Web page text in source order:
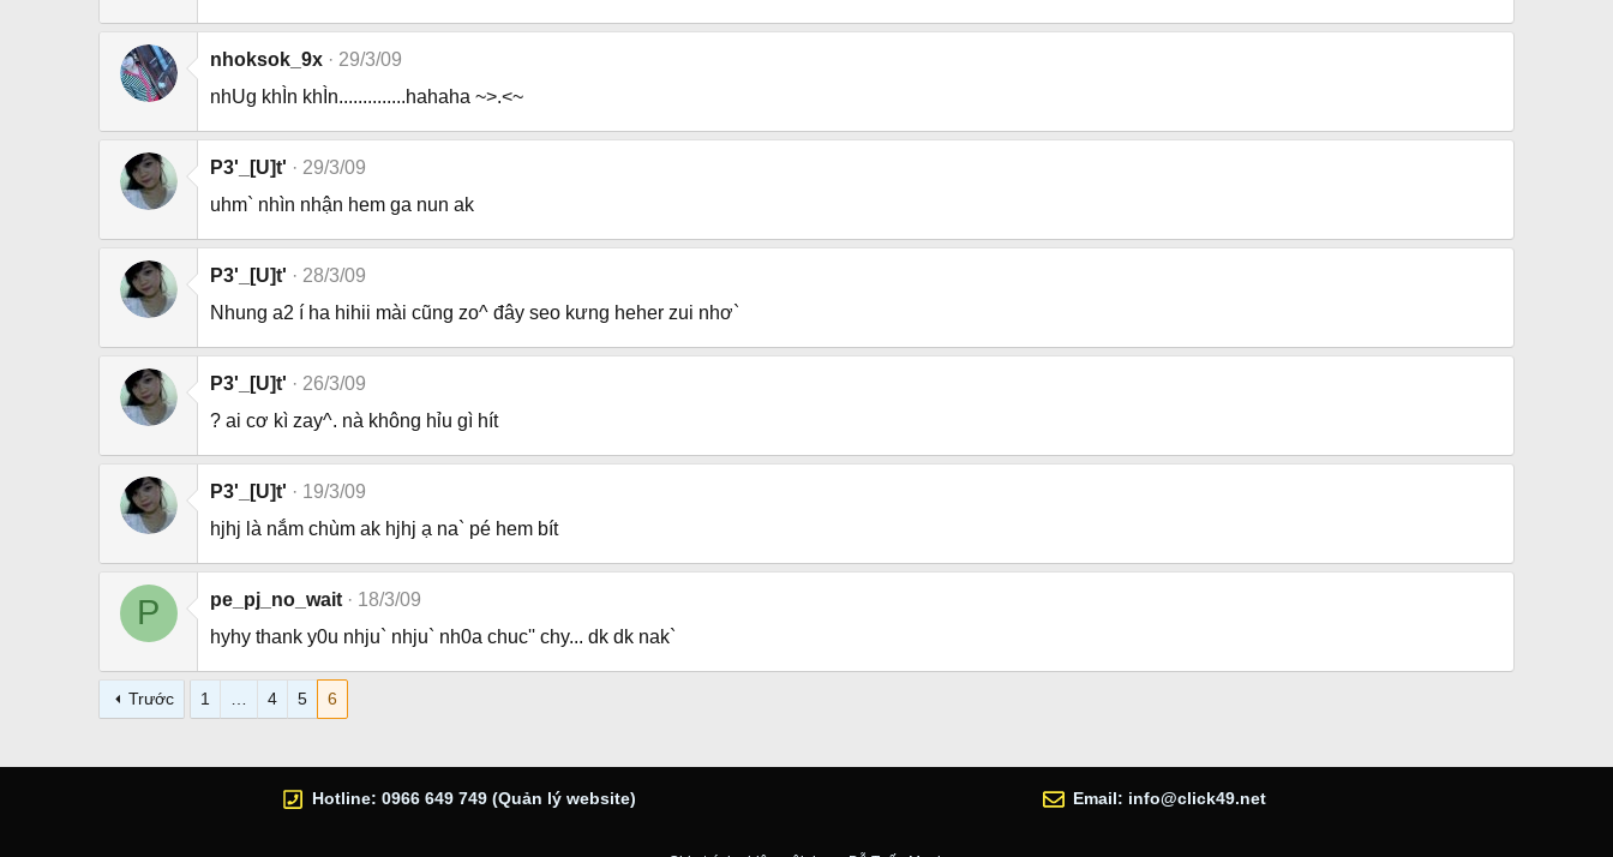
nhoksok_9x
29/3/09
nhUg khÌn khÌn..............hahaha ~>.<~
P3'_[U]t'
29/3/09
uhm` nhìn nhận hem ga nun ak
P3'_[U]t'
28/3/09
Nhung a2 í ha hihii mài cũng zo^ đây seo kưng heher zui nhơ`
P3'_[U]t'
26/3/09
? ai cơ kì zay^. nà không hỉu gì hít
P3'_[U]t'
19/3/09
hjhj là nắm chùm ak hjhj ạ na` pé hem bít
P pe_pj_no_wait
18/3/09
hyhy thank y0u nhju` nhju` nh0a chuc'' chy... dk dk nak`
Trước 1 4 5 6
Hotline: 0966 649 749 (Quản lý website) Email: info@click49.net